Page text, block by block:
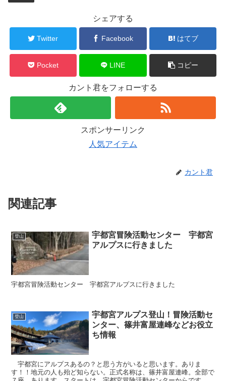
シェアする
Twitter Facebook はてブ
Pocket LINE コピー
カント君をフォローする
スポンサーリンク
人気アイテム
カント君
関連記事
登山
宇都宮冒険活動センター 宇都宮
アルプスに行きました
宇都宮冒険活動センター 宇都宮アルプスに行きました
登山
宇都宮アルプス登山！冒険活動セ
ンター、篠井富屋連峰などお役立
ち情報
宇都宮にアルプスあるの？と思う方がいると思います。ありま
す！！地元の人も殆ど知らない。正式名称は、篠井富屋連峰。全部で